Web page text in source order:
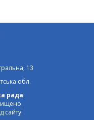
13
обл.
рада
сайту: